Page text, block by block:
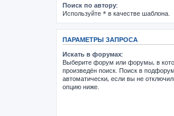
Поиск по автору:
Используйте * в качестве шаблона.
ПАРАМЕТРЫ ЗАПРОСА
Искать в форумах:
Выберите форум или форумы, в
произведён поиск. Поиск в
автоматически, если вы не
опцию ниже.